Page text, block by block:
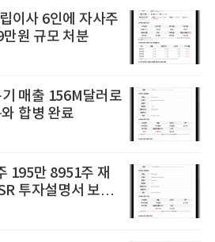
이사 6인에 자사주
원 규모 처분
매출 156M달러로
합병 완료
195만 8951주 재
투자설명서 보충